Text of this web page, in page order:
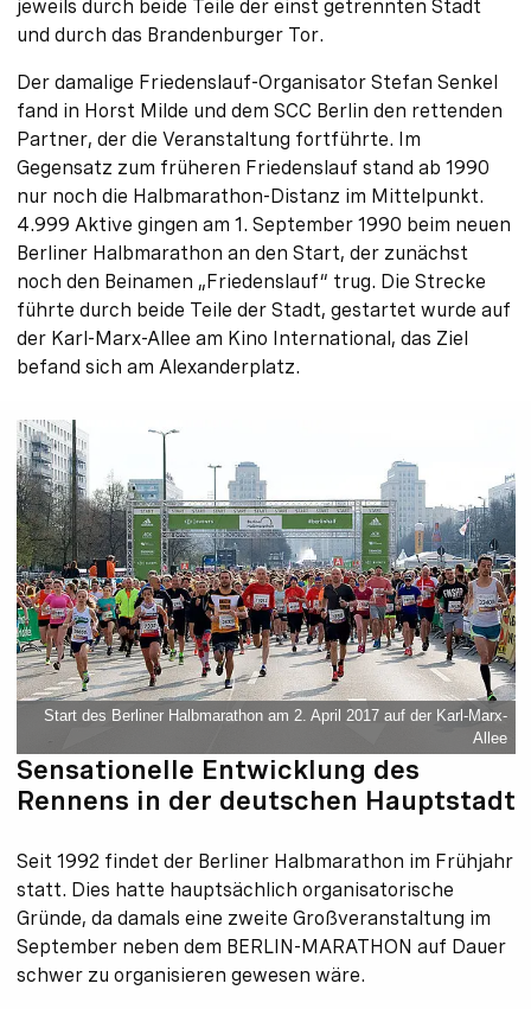
jeweils durch beide Teile der einst getrennten Stadt
und durch das Brandenburger Tor.
Der damalige Friedenslauf-Organisator Stefan Senkel
fand in Horst Milde und dem SCC Berlin den rettenden
Partner, der die Veranstaltung fortführte. Im
Gegensatz zum früheren Friedenslauf stand ab 1990
nur noch die Halbmarathon-Distanz im Mittelpunkt.
4.999 Aktive gingen am 1. September 1990 beim neuen
Berliner Halbmarathon an den Start, der zunächst
noch den Beinamen „Friedenslauf“ trug. Die Strecke
führte durch beide Teile der Stadt, gestartet wurde auf
der Karl-Marx-Allee am Kino International, das Ziel
befand sich am Alexanderplatz.
Start des Berliner Halbmarathon am 2. April 2017 auf der Karl-Marx-
Allee
Sensationelle Entwicklung des
Rennens in der deutschen Hauptstadt
Seit 1992 findet der Berliner Halbmarathon im Frühjahr
statt. Dies hatte hauptsächlich organisatorische
Gründe, da damals eine zweite Großveranstaltung im
September neben dem BERLIN-MARATHON auf Dauer
schwer zu organisieren gewesen wäre.